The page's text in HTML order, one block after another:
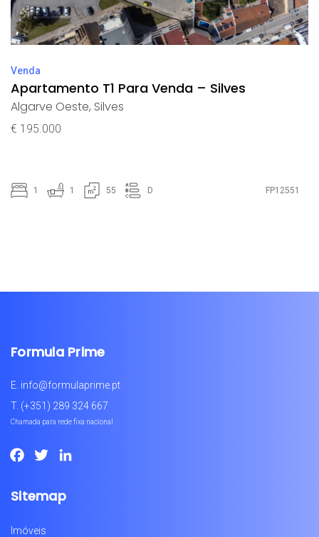
Venda
Apartamento T1 Para Venda – Silves
Algarve Oeste, Silves
€ 195.000
1 1 55 D FP12551
Formula Prime
E. info@formulaprime.pt
T. (+351) 289 324 667
Chamada para rede fixa nacional
Facebook
Twitter
Sitemap
Imóveis